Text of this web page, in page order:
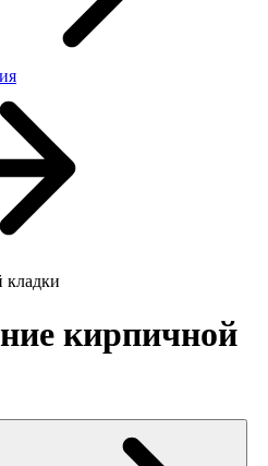
кладки
кирпичной